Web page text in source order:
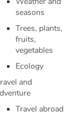
seasons
Trees, plants,
fruits,
vegetables
Ecology
and
Travel abroad